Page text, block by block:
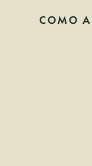
COMO